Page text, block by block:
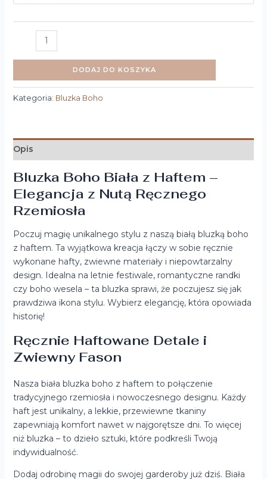
DODAJ DO KOSZYKA
Kategoria: Bluzka Boho
Opis
Bluzka Boho Biała z Haftem –
Elegancja z Nutą Ręcznego
Rzemiosła
Poczuj magię unikalnego stylu z naszą białą bluzką boho
z haftem. Ta wyjątkowa kreacja łączy w sobie ręcznie
wykonane hafty, zwiewne materiały i niepowtarzalny
design. Idealna na letnie festiwale, romantyczne randki
czy boho wesela – ta bluzka sprawi, że poczujesz się jak
prawdziwa ikona stylu. Wybierz elegancję, która opowiada
historię!
Ręcznie Haftowane Detale i
Zwiewny Fason
Nasza biała bluzka boho z haftem to połączenie
tradycyjnego rzemiosła i nowoczesnego designu. Każdy
haft jest unikalny, a lekkie, przewiewne tkaniny
zapewniają komfort nawet w najgorętsze dni. To więcej
niż bluzka – to dzieło sztuki, które podkreśli Twoją
indywidualność.
Dodaj odrobinę magii do swojej garderoby już dziś. Biała